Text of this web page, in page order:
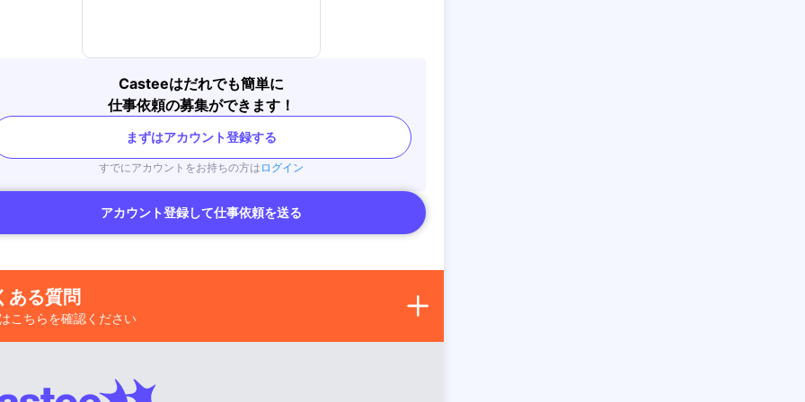
Casteeはだれでも簡単に
仕事依頼の募集ができます！
まずはアカウント登録する
すでにアカウントをお持ちの方は ログイン
アカウント登録して仕事依頼を送る
ある質問
こちらを確認ください